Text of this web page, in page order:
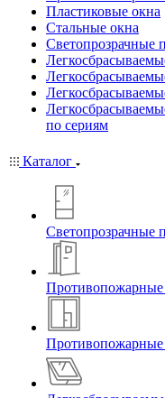
Пластиковые окна
Стальные окна
Светопрозрачные
по сериям
Каталог
Светопрозрачные
Противопожарные
Противопожарные